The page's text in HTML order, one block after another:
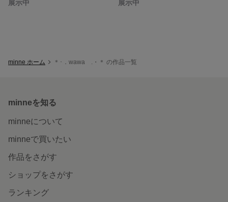
展示中
展示中
minne ホーム ＊･．wawa .・＊ の作品一覧
minneを知る
minneについて
minneで買いたい
作品をさがす
ショップをさがす
ランキング